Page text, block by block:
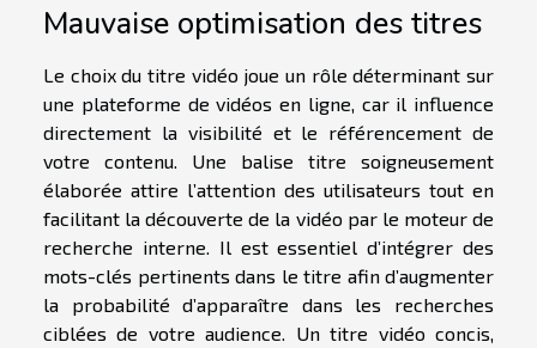
Mauvaise optimisation des titres
Le choix du titre vidéo joue un rôle déterminant sur
une plateforme de vidéos en ligne, car il influence
directement la visibilité et le référencement de
votre contenu. Une balise titre soigneusement
élaborée attire l’attention des utilisateurs tout en
facilitant la découverte de la vidéo par le moteur de
recherche interne. Il est essentiel d’intégrer des
mots-clés pertinents dans le titre afin d’augmenter
la probabilité d’apparaître dans les recherches
ciblées de votre audience. Un titre vidéo concis,